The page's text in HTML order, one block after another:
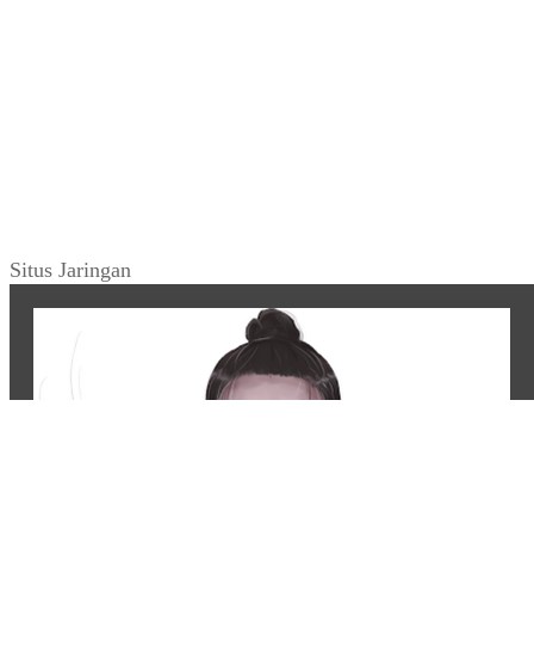
Situs Jaringan